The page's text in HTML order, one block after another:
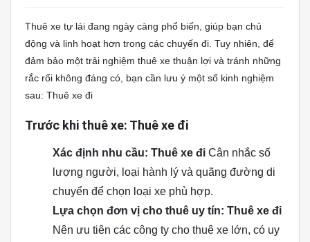
Thuê xe tự lái đang ngày càng phổ biến, giúp bạn chủ
động và linh hoạt hơn trong các chuyến đi. Tuy nhiên, để
đảm bảo một trải nghiệm thuê xe thuận lợi và tránh những
rắc rối không đáng có, bạn cần lưu ý một số kinh nghiệm
sau: Thuê xe đi
Trước khi thuê xe: Thuê xe đi
Xác định nhu cầu: Thuê xe đi Cân nhắc số
lượng người, loại hành lý và quãng đường di
chuyển để chọn loại xe phù hợp.
Lựa chọn đơn vị cho thuê uy tín: Thuê xe đi
Nên ưu tiên các công ty cho thuê xe lớn, có uy